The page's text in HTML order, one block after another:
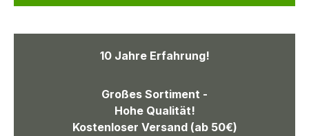
10 Jahre Erfahrung!
Großes Sortiment -
Hohe Qualität!
Kostenloser Versand (ab 50€)